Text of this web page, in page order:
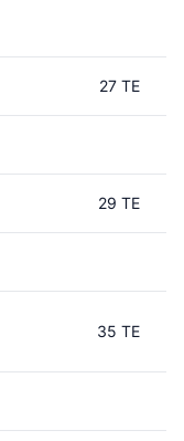
27 TE
29 TE
35 TE